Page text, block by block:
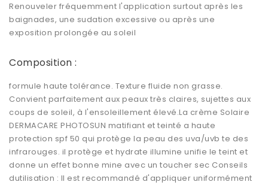
Renouveler fréquemment l'application surtout après les
baignades, une sudation excessive ou après une
exposition prolongée au soleil
Composition :
formule haute tolérance. Texture fluide non grasse.
Convient parfaitement aux peaux très claires, sujettes aux
coups de soleil, à l'ensoleillement élevé.La crème Solaire
DERMACARE PHOTOSUN matifiant et teinté a haute
protection spf 50 qui protège la peau des uva/uvb te des
infrarouges. il protège et hydrate illumine unifie le teint et
donne un effet bonne mine avec un toucher sec Conseils
dutilisation : Il est recommandé d'appliquer uniformément